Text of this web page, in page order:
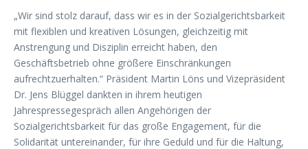
„Wir sind stolz darauf, dass wir es in der Sozialgerichtsbarkeit
mit flexiblen und kreativen Lösungen, gleichzeitig mit
Anstrengung und Disziplin erreicht haben, den
Geschäftsbetrieb ohne größere Einschränkungen
aufrechtzuerhalten.“ Präsident Martin Löns und Vizepräsident
Dr. Jens Blüggel dankten in ihrem heutigen
Jahrespressegespräch allen Angehörigen der
Sozialgerichtsbarkeit für das große Engagement, für die
Solidarität untereinander, für ihre Geduld und für die Haltung,